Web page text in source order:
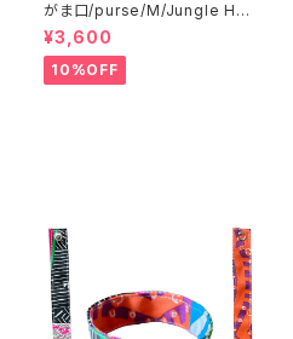
がま口/purse/M/Jungle Her
e
¥3,600
10%OFF